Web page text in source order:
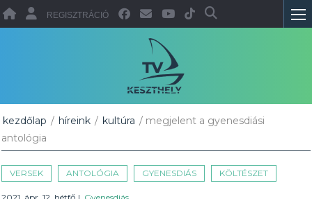
REGISZTRÁCIÓ
kezdőlap / híreink / kultúra / megjelent a gyenesdiási
antológia
VERSEK ANTOLÓGIA GYENESDIÁS KÖLTÉSZET